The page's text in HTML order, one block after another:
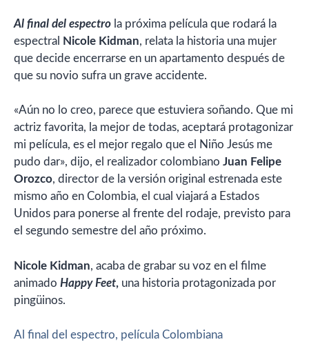
Al final del espectro la próxima película que rodará la
espectral
Nicole Kidman, relata la historia una mujer
que decide encerrarse en un apartamento después de
que su novio sufra un grave accidente.
«Aún no lo creo, parece que estuviera soñando. Que mi
actriz favorita, la mejor de todas, aceptará protagonizar
mi película, es el mejor regalo que el Niño Jesús me
pudo dar», dijo, el realizador colombiano Juan Felipe
Orozco, director de la versión original estrenada este
mismo año en Colombia, el cual viajará a Estados
Unidos para ponerse al frente del rodaje, previsto para
el segundo semestre del año próximo.
Nicole Kidman, acaba de grabar su voz en el filme
animado Happy Feet, una historia protagonizada por
pingüinos.
Al final del espectro, película Colombiana